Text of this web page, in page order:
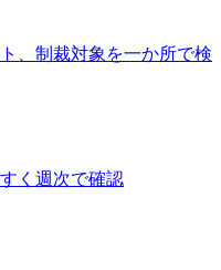
、制裁対象を一か所で検
く週次で確認